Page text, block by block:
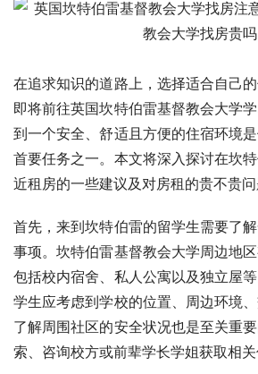
在追求知识的道路上，选择适合自己
即将前往英国坎特伯雷基督教会大学
到一个安全、舒适且方便的住宿环境
首要任务之一。本文将深入探讨在坎
近租房的一些建议及对房租的贵不贵问
首先，来到坎特伯雷的留学生需要了
事项。坎特伯雷基督教会大学周边地
包括校内宿舍、私人公寓以及独立屋
学生应考虑到学校的位置、周边环境、
了解周围社区的安全状况也是至关重
索、咨询校方或前辈学长学姐获取相关